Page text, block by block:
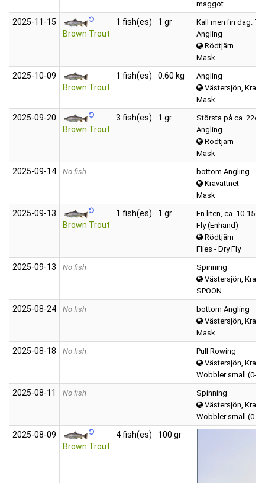
maggot
2025‑11‑15
Brown Trout
1 fish(es) 1 gr
Kall men fin dag.
Angling
Rödtjärn
Mask
2025‑10‑09
Brown Trout
1 fish(es) 0.60 kg
Angling
Västersjön,
Mask
2025‑09‑20
Brown Trout
3 fish(es) 1 gr
Största på ca. 22cm
Angling
Rödtjärn
Mask
2025‑09‑14 No fish
bottom Angling
Kravattnet
Mask
2025‑09‑13
Brown Trout
1 fish(es) 1 gr
En liten, ca. 10-15cm
Fly (Enhand)
Rödtjärn
Flies - Dry Fly
2025‑09‑13 No fish
Spinning
Västersjön,
SPOON
2025‑08‑24 No fish
bottom Angling
Västersjön,
Mask
2025‑08‑18 No fish
Pull Rowing
Västersjön,
Wobbler small (0-
2025‑08‑11 No fish
Spinning
Västersjön,
Wobbler small (0-
2025‑08‑09
Brown Trout
4 fish(es) 100 gr